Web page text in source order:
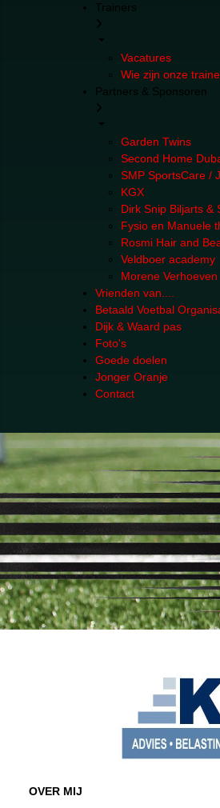
Trainers
Vacatures
Wie zijn onze
Partners & Sponsoren
Garden Twins
Second Home
SMP SportsCare /
KGX
Dirk Snip Biljarts &
Fysio en Manuele
Rosmi Hair and
Veldboer academy
Morene Verhoeven
Vrienden van....
Betaald Voetbal
Dijk & Waard pas
Foto's
Goede doelen
Jonger Oranje
Contact
OVER MIJ